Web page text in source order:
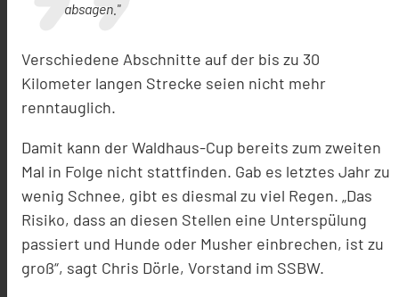
absagen."
Verschiedene Abschnitte auf der bis zu 30
Kilometer langen Strecke seien nicht mehr
renntauglich.
Damit kann der Waldhaus-Cup bereits zum zweiten
Mal in Folge nicht stattfinden. Gab es letztes Jahr zu
wenig Schnee, gibt es diesmal zu viel Regen. „Das
Risiko, dass an diesen Stellen eine Unterspülung
passiert und Hunde oder Musher einbrechen, ist zu
groß“, sagt Chris Dörle, Vorstand im SSBW.